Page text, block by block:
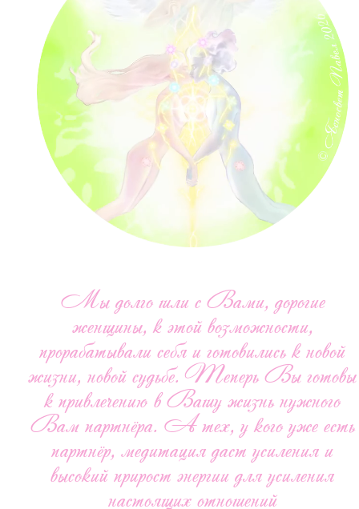
Мы долго шли с Вами, дорогие
женщины, к этой возможности,
прорабатывали себя и готовились к новой
жизни, новой судьбе. Теперь Вы готовы
к привлечению в Вашу жизнь нужного
Вам партнёра. А тех, у кого уже есть
партнёр, медитация даст усиления и
высокий прирост энергии для усиления
настоящих отношений